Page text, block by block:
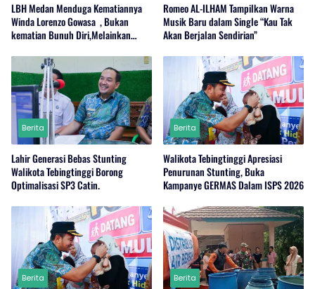
LBH Medan Menduga Kematiannya
Winda Lorenzo Gowasa , Bukan
kematian Bunuh Diri,Melainkan
Romeo AL-ILHAM Tampilkan Warna
Musik Baru dalam Single “Kau Tak
Akan Berjalan Sendirian”
Berita
Lahir Generasi Bebas Stunting
Walikota Tebingtinggi Borong
Optimalisasi SP3 Catin.
Berita
Walikota Tebingtinggi Apresiasi
Penurunan Stunting, Buka
Kampanye GERMAS Dalam ISPS 2026
Berita Berita